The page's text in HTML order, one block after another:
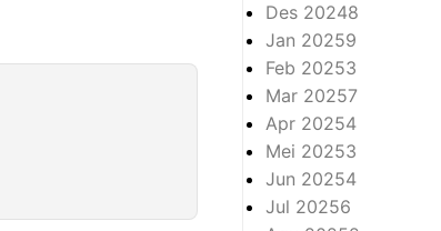
Des 20248
Jan 20259
Feb 20253
Mar 20257
Apr 20254
Mei 20253
Jun 20254
Jul 20256